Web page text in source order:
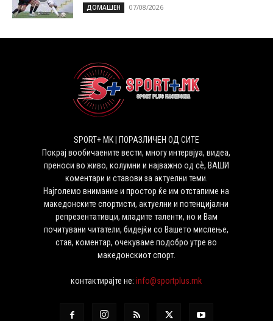
ДОМАШЕН 07/08/2026
SPORT+ MK | ПОРАЗЛИЧЕН ОД СИТЕ
Покрај вообичаените вести, многу интервјуа, видеа,
преноси во живо, колумни и најважно од сѐ, ВАШИ
коментари и ставови за актуелни теми.
Најголемо внимание и простор ќе им отстапиме на
македонските спортисти, актуелни и потенцијални
репрезентативци, младите таленти, но и Вам
почитувани читатели, бидејќи со Вашето мислење,
став, коментар, очекуваме подобро утре во
македонскиот спорт.
контактирајте не:info@sportplus.mk